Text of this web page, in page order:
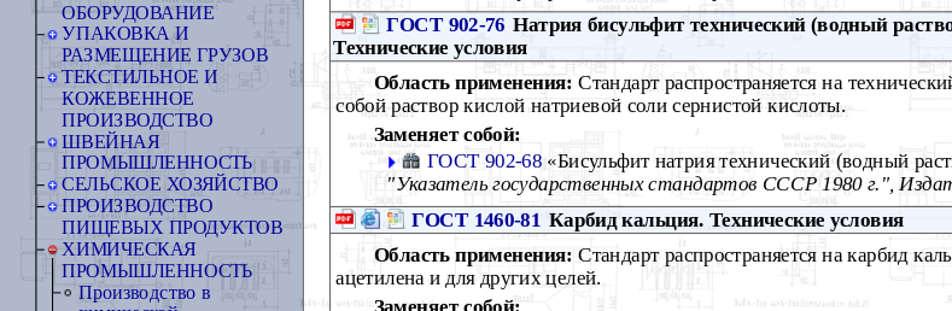
ОБОРУДОВАНИЕ
УПАКОВКА И
РАЗМЕЩЕНИЕ ГРУЗОВ
ТЕКСТИЛЬНОЕ И
КОЖЕВЕННОЕ
ПРОИЗВОДСТВО
ШВЕЙНАЯ
ПРОМЫШЛЕННОСТЬ
СЕЛЬСКОЕ ХОЗЯЙСТВО
ПРОИЗВОДСТВО
ПИЩЕВЫХ ПРОДУКТОВ
ХИМИЧЕСКАЯ
ПРОМЫШЛЕННОСТЬ
Производство в
ГОСТ 902-76 Натрия бисульфит технический (водный
Технические условия
Область применения: Стандарт распространяется на
собой раствор кислой натриевой соли сернистой кислоты.
Заменяет собой:
ГОСТ 902-68 «Бисульфит натрия технический (водный
"Указатель государственных стандартов СССР 1980 г.",
ГОСТ 1460-81 Карбид кальция. Технические условия
Область применения: Стандарт распространяется на карбид
ацетилена и для других целей.
Заменяет собой: